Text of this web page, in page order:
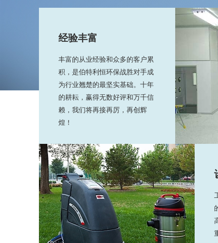
经验丰富
丰富的从业经验和众多的客户累
积，是伯特利恒环保战胜对手成
为行业翘楚的最坚实基础。十年
的耕耘，赢得无数好评和万千信
赖，我们将再接再厉，再创辉
煌！